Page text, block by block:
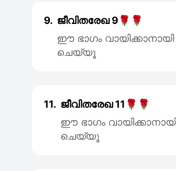
9. ജീവിതരേഖ 9🌹🌹
ഈ ഭാഗം
ചെയ്യൂ
11. ജീവിതരേഖ 11🌹🌹
ഈ ഭാഗം
ചെയ്യൂ